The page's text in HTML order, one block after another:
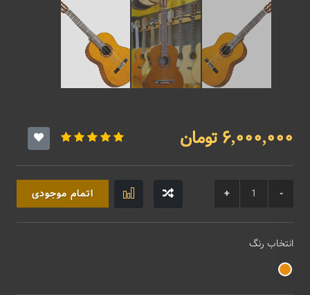
6,000,000 تومان
اتمام موجودی
انتخاب رنگ